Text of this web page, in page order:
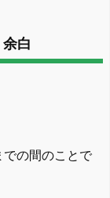
白
の間のことで